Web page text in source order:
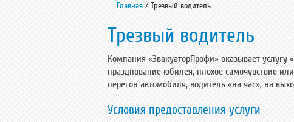
Главная /Трезвый водитель
Трезвый водитель
Компания «ЭвакуаторПрофи» оказывает услугу
празднование юбилея, плохое самочувствие
перегон автомобиля, водитель «на час», на
Условия предоставления услуги